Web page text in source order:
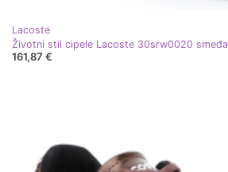
Lacoste
Životni stil cipele Lacoste 30srw0020 smeđa
161,87 €